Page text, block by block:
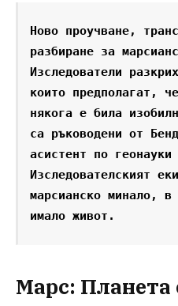
Ново проучване,
разбиране за
Изследователи
които предполагат,
някога е била
са ръководени от
асистент по
Изследователският
марсианско минало,
имало живот.
Марс: Планета